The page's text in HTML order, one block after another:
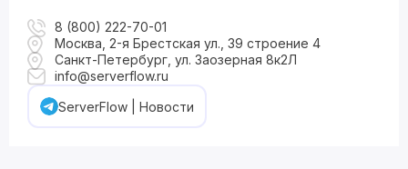
8 (800) 222-70-01
Москва, 2-я Брестская ул., 39 строение 4
Санкт-Петербург, ул. Заозерная 8к2Л
info@serverflow.ru
ServerFlow | Новости